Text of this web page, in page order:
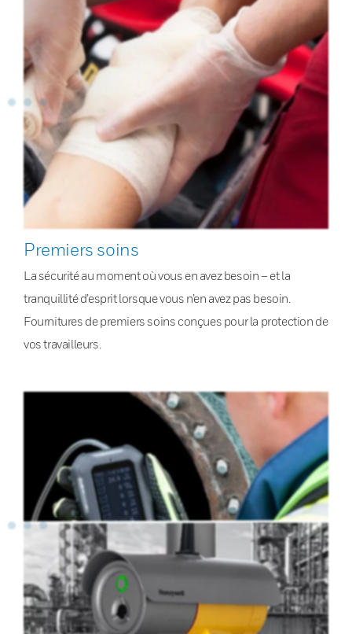
Premiers soins
La sécurité au moment où vous en avez besoin – et la
tranquillité d’esprit lorsque vous n’en avez pas besoin.
Fournitures de premiers soins conçues pour la protection de
vos travailleurs.